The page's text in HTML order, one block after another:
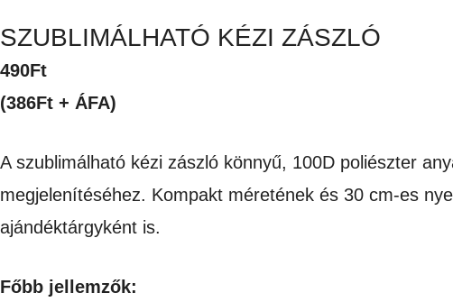
SZUBLIMÁLHATÓ KÉZI ZÁSZLÓ
490Ft
(386Ft + ÁFA)
A szublimálható kézi zászló könnyű, 100D poliészter
megjelenítéséhez. Kompakt méretének és 30 cm-es
ajándéktárgyként is.
Főbb jellemzők: